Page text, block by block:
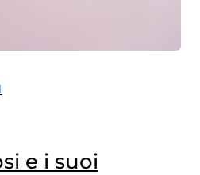
e i suoi